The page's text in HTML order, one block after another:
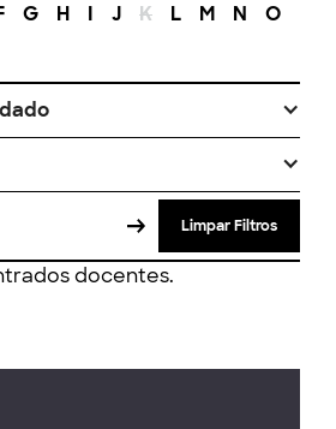
G H I J K L M N O
Limpar Filtros
docentes.